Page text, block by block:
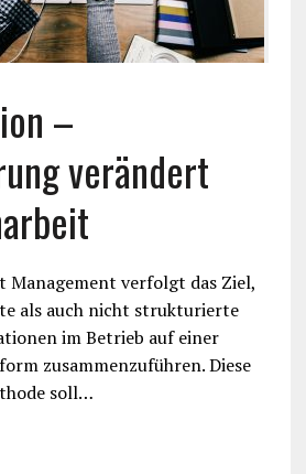
–
verändert
Management verfolgt das Ziel,
als auch nicht strukturierte
im Betrieb auf einer
zusammenzuführen. Diese
soll…